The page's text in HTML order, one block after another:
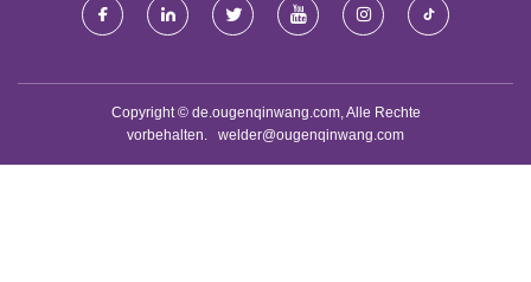
Copyright © de.ougenqinwang.com, Alle Rechte
vorbehalten. welder@ougenqinwang.com